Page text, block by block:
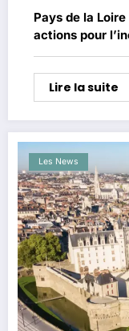
Pays de la
actions pour
situation de
Lire la suite
Les News